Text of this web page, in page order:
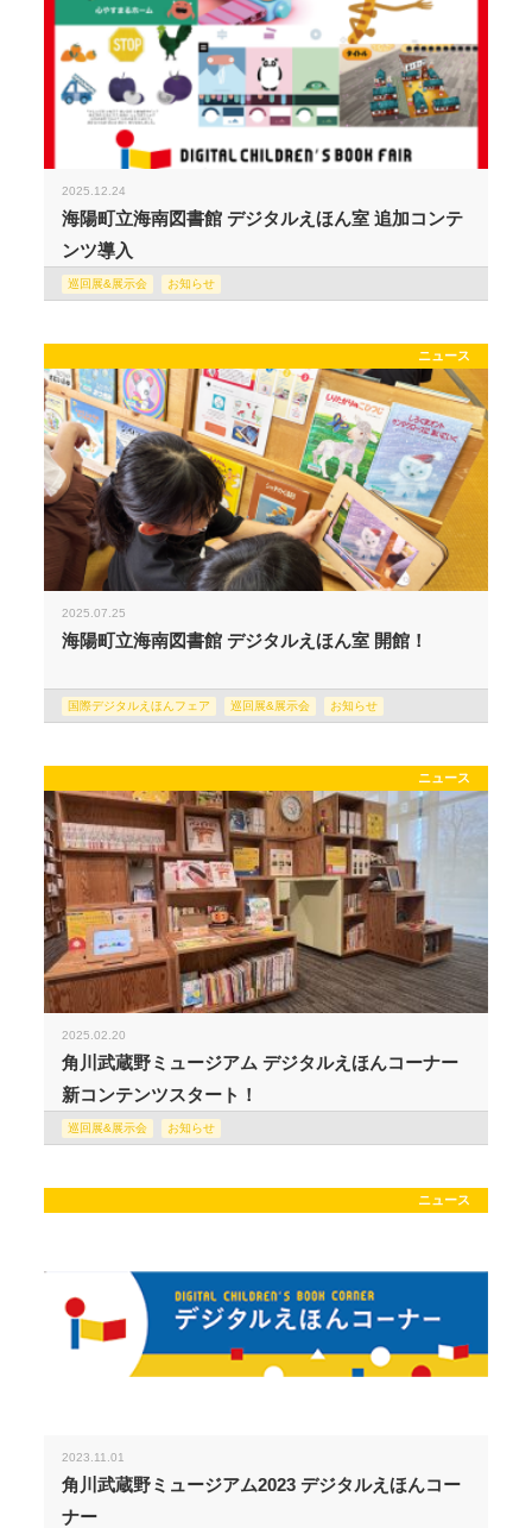
2025.12.24
海陽町立海南図書館 デジタルえほん室 追加コンテ
ンツ導入
巡回展&展示会 お知らせ
ニュース
2025.07.25
海陽町立海南図書館 デジタルえほん室 開館！
国際デジタルえほんフェア 巡回展&展示会 お知らせ
ニュース
2025.02.20
角川武蔵野ミュージアム デジタルえほんコーナー
新コンテンツスタート！
巡回展&展示会 お知らせ
ニュース
2023.11.01
角川武蔵野ミュージアム2023 デジタルえほんコー
ナー